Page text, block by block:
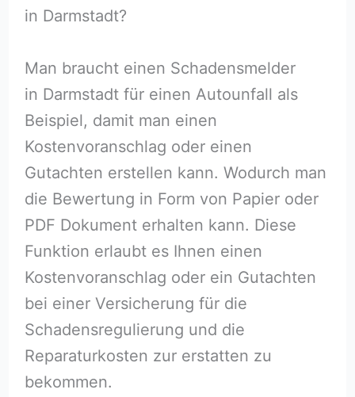
in Darmstadt?
Man braucht einen Schadensmelder
in Darmstadt für einen Autounfall als
Beispiel, damit man einen
Kostenvoranschlag oder einen
Gutachten erstellen kann. Wodurch man
die Bewertung in Form von Papier oder
PDF Dokument erhalten kann. Diese
Funktion erlaubt es Ihnen einen
Kostenvoranschlag oder ein Gutachten
bei einer Versicherung für die
Schadensregulierung und die
Reparaturkosten zur erstatten zu
bekommen.